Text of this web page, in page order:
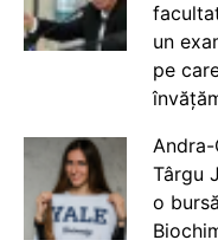
un
pe
Târgu
o